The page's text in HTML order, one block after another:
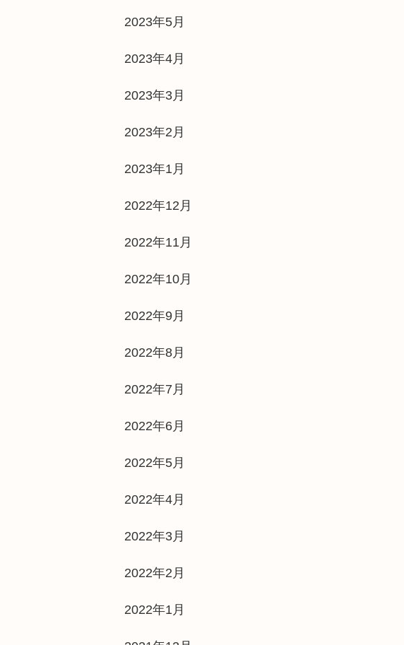
2023年5月
2023年4月
2023年3月
2023年2月
2023年1月
2022年12月
2022年11月
2022年10月
2022年9月
2022年8月
2022年7月
2022年6月
2022年5月
2022年4月
2022年3月
2022年2月
2022年1月